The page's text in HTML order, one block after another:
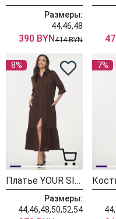
Размеры:
44,46,48
390 BYN414 BYN
8%
Платье YOUR SIZE 2274 шоколадно-коричневый
Размеры:
44,46,48,50,52,54
7%